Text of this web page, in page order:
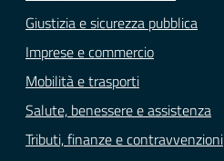
Giustizia e sicurezza pubblica
Imprese e commercio
Mobilità e trasporti
Salute, benessere e assistenza
Tributi, finanze e contravvenzioni